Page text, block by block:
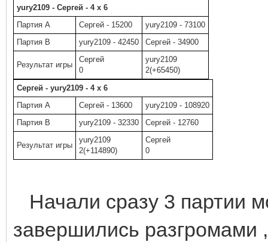
yury2109 - Сергей - 4 x 6
Партия A
Сергей - 15200
yury2109 - 73100
Партия B
yury2109 - 42450 Сергей - 34900
Результат игры
Сергей
0
yury2109
2(+65450)
Сергей - yury2109 - 4 x 6
Партия A
Сергей - 13600
yury2109 - 108920
Партия B
yury2109 - 32330 Сергей - 12760
Результат игры
yury2109
2(+114890)
Сергей
0
Начали сразу 3 партии
завершились разгромами